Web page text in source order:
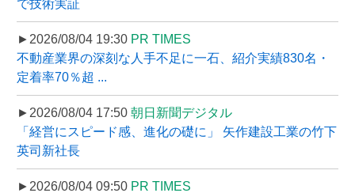
で技術実証
►2026/08/04 19:30 PR TIMES
不動産業界の深刻な人手不足に一石、紹介実績830名・
定着率70％超 ...
►2026/08/04 17:50 朝日新聞デジタル
「経営にスピード感、進化の礎に」 矢作建設工業の竹下
英司新社長
►2026/08/04 09:50 PR TIMES